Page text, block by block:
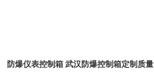
防爆仪表控制箱 武汉防爆控制箱定制质量